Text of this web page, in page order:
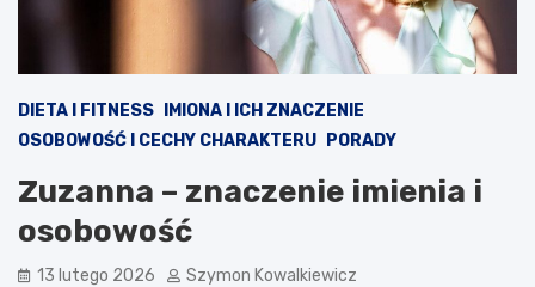
DIETA I FITNESS
IMIONA I ICH ZNACZENIE
OSOBOWOŚĆ I CECHY CHARAKTERU
PORADY
Zuzanna – znaczenie imienia i
osobowość
13 lutego 2026 Szymon Kowalkiewicz